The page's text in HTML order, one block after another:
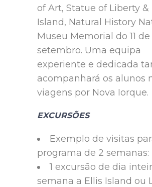
of Art, Statue of Liberty &
Island, Natural History
Museu Memorial do 11 de
setembro. Uma equipa
experiente e dedicada
acompanhará os alunos
viagens por Nova Iorque.
EXCURSÕES
Exemplo de visitas
programa de 2 semanas:
1 excursão de dia
semana a Ellis Island ou